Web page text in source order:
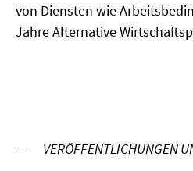
von Diensten wie
Jahre Alternative
VERÖFFENTLICHUNGEN